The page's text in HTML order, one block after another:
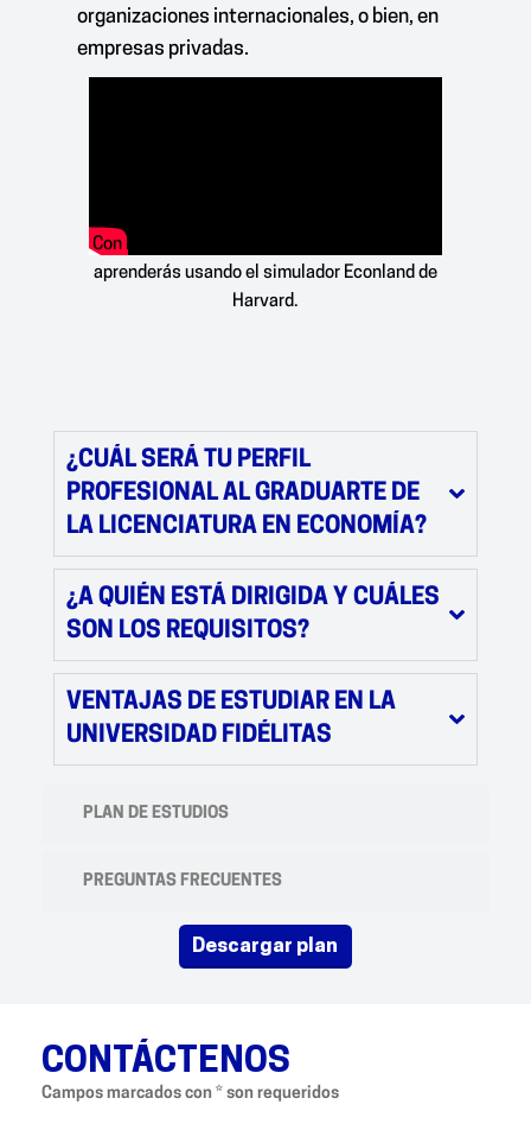
PLAN DE ESTUDIOS
PREGUNTAS FRECUENTES
organizaciones internacionales, o bien, en
empresas privadas.
Con la Licenciatura en Economía de Fidélitas
aprenderás usando el simulador Econland de
Harvard.
¿CUÁL SERÁ TU PERFIL
PROFESIONAL AL GRADUARTE DE
LA LICENCIATURA EN ECONOMÍA?
¿A QUIÉN ESTÁ DIRIGIDA Y CUÁLES
SON LOS REQUISITOS?
VENTAJAS DE ESTUDIAR EN LA
UNIVERSIDAD FIDÉLITAS
descargar plan
CONTÁCTENOS
Campos marcados con * son requeridos